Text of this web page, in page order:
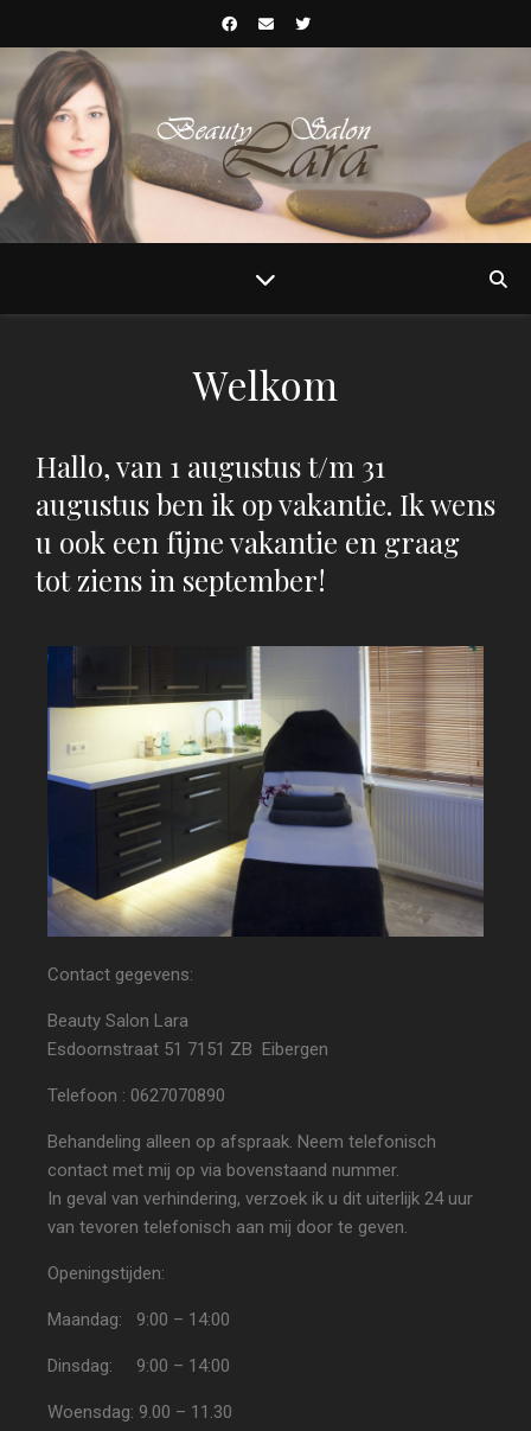
Welkom
Hallo, van 1 augustus t/m 31
augustus ben ik op vakantie. Ik wens
u ook een fijne vakantie en graag
tot ziens in september!
Contact gegevens:
Beauty Salon Lara
Esdoornstraat 51 7151 ZB Eibergen
Telefoon : 0627070890
Behandeling alleen op afspraak. Neem telefonisch
contact met mij op via bovenstaand nummer.
In geval van verhindering, verzoek ik u dit uiterlijk 24 uur
van tevoren telefonisch aan mij door te geven.
Openingstijden:
Maandag: 9:00 – 14:00
Dinsdag: 9:00 – 14:00
Woensdag: 9.00 – 11.30